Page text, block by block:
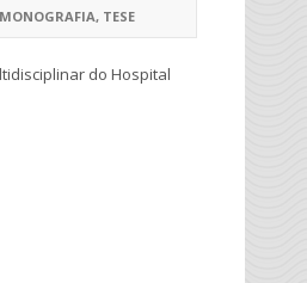
MONOGRAFIA, TESE
do Hospital